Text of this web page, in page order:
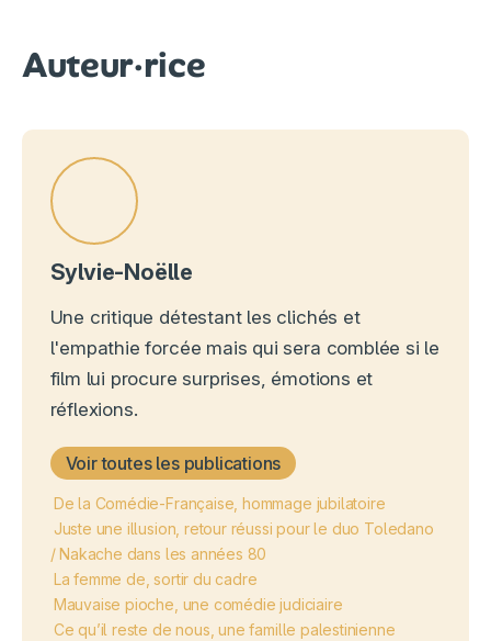
Auteur·rice
Sylvie-Noëlle
Une critique détestant les clichés et
l'empathie forcée mais qui sera comblée si le
film lui procure surprises, émotions et
réflexions.
Voir toutes les publications
De la Comédie-Française, hommage jubilatoire
Juste une illusion, retour réussi pour le duo Toledano
/ Nakache dans les années 80
La femme de, sortir du cadre
Mauvaise pioche, une comédie judiciaire
Ce qu’il reste de nous, une famille palestinienne